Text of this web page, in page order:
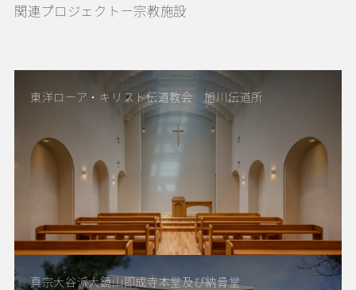
関連プロジェクトー宗教施設
東洋ローア・キリスト伝道教会 旭川伝道所
真宗大谷派大鏡山即成寺本堂及び納骨堂